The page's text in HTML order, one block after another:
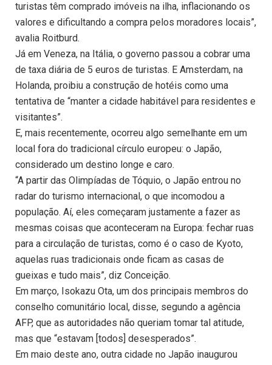
turistas têm comprado imóveis na ilha, inflacionando os
valores e dificultando a compra pelos moradores locais”,
avalia Roitburd.
Já em Veneza, na Itália, o governo passou a cobrar uma
de taxa diária de 5 euros de turistas. E Amsterdam, na
Holanda, proibiu a construção de hotéis como uma
tentativa de “manter a cidade habitável para residentes e
visitantes”.
E, mais recentemente, ocorreu algo semelhante em um
local fora do tradicional círculo europeu: o Japão,
considerado um destino longe e caro.
“A partir das Olimpíadas de Tóquio, o Japão entrou no
radar do turismo internacional, o que incomodou a
população. Aí, eles começaram justamente a fazer as
mesmas coisas que aconteceram na Europa: fechar ruas
para a circulação de turistas, como é o caso de Kyoto,
aquelas ruas tradicionais onde ficam as casas de
gueixas e tudo mais”, diz Conceição.
Em março, Isokazu Ota, um dos principais membros do
conselho comunitário local, disse, segundo a agência
AFP, que as autoridades não queriam tomar tal atitude,
mas que “estavam [todos] desesperados”.
Em maio deste ano, outra cidade no Japão inaugurou